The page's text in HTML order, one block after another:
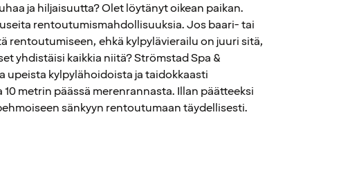
ja hiljaisuutta? Olet löytänyt oikean paikan.
rentoutumismahdollisuuksia. Jos baari- tai
rentoutumiseen, ehkä kylpylävierailu on juuri sitä,
yhdistäisi kaikkia niitä? Strömstad Spa &
upeista kylpylähoidoista ja taidokkaasti
metrin päässä merenrannasta. Illan päätteeksi
sänkyyn rentoutumaan täydellisesti.